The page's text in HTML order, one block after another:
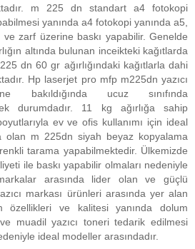
m 225 dn standart a4 fotokopi
yanında a4 fotokopi yanında a5,
ve zarf üzerine baskı yapabilir. Genelde
altında bulunan inceikteki kağıtlarda
dn 60 gr ağırlığındaki kağıtlarla dahi
Hp laserjet pro mfp m225dn yazıcı
bakıldığında ucuz sınıfında
durumdadır. 11 kg ağırlığa sahip
ev ve ofis kullanımı için ideal
olan m 225dn siyah beyaz kopyalama
tarama yapabilmektedir. Ülkemizde
ile baskı yapabilir olmaları nedeniyle
arasında lider olan ve güçlü
markası ürünleri arasında yer alan
özellikleri ve kalitesi yanında dolum
muadil yazıcı toneri tedarik edilmesi
ideal modeller arasındadır.